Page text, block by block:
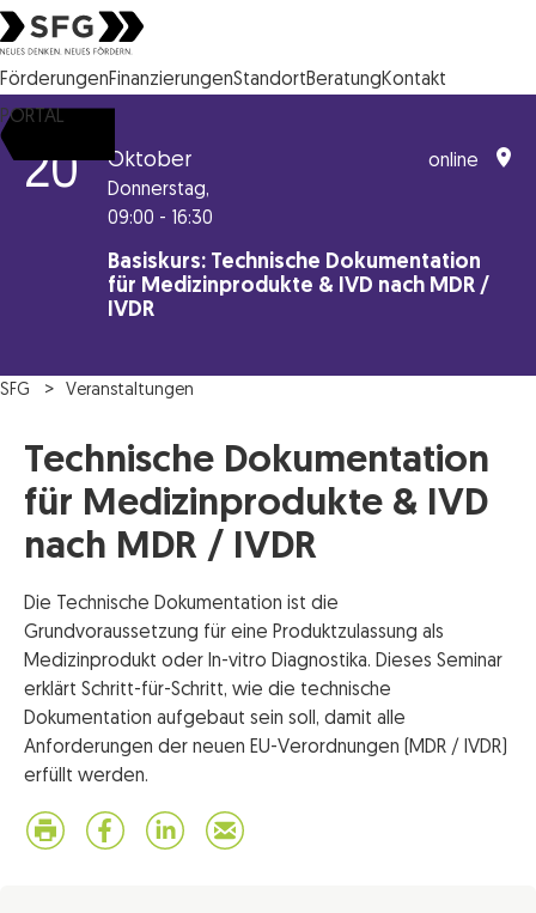
Steirische Wirtschaftsförderungsgesellschaft mbH SFG Logo
FörderungenFinanzierungenStandortBeratungKontakt
PORTAL
20 Oktober
Donnerstag,
09:00 - 16:30
Basiskurs: Technische Dokumentation
für Medizinprodukte & IVD nach MDR /
IVDR
online
SFG Veranstaltungen
Technische Dokumentation
für Medizinprodukte & IVD
nach MDR / IVDR
Die Technische Dokumentation ist die
Grundvoraussetzung für eine Produktzulassung als
Medizinprodukt oder In-vitro Diagnostika. Dieses Seminar
erklärt Schritt-für-Schritt, wie die technische
Dokumentation aufgebaut sein soll, damit alle
Anforderungen der neuen EU-Verordnungen (MDR / IVDR)
erfüllt werden.